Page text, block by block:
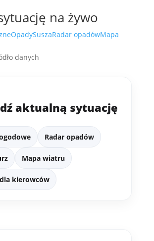
na żywo
OpadySuszaRadar opadówMapa
danych
aktualną sytuację
Radar opadów
Mapa wiatru
kierowców